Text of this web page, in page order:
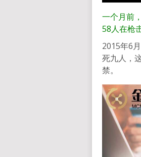
一个月前
58人在枪
2015年6
死九人，
禁。